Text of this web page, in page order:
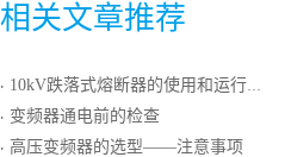
相关文章推荐
· 10kV跌落式熔断器的使用和运行维护
· 变频器通电前的检查
· 高压变频器的选型——注意事项